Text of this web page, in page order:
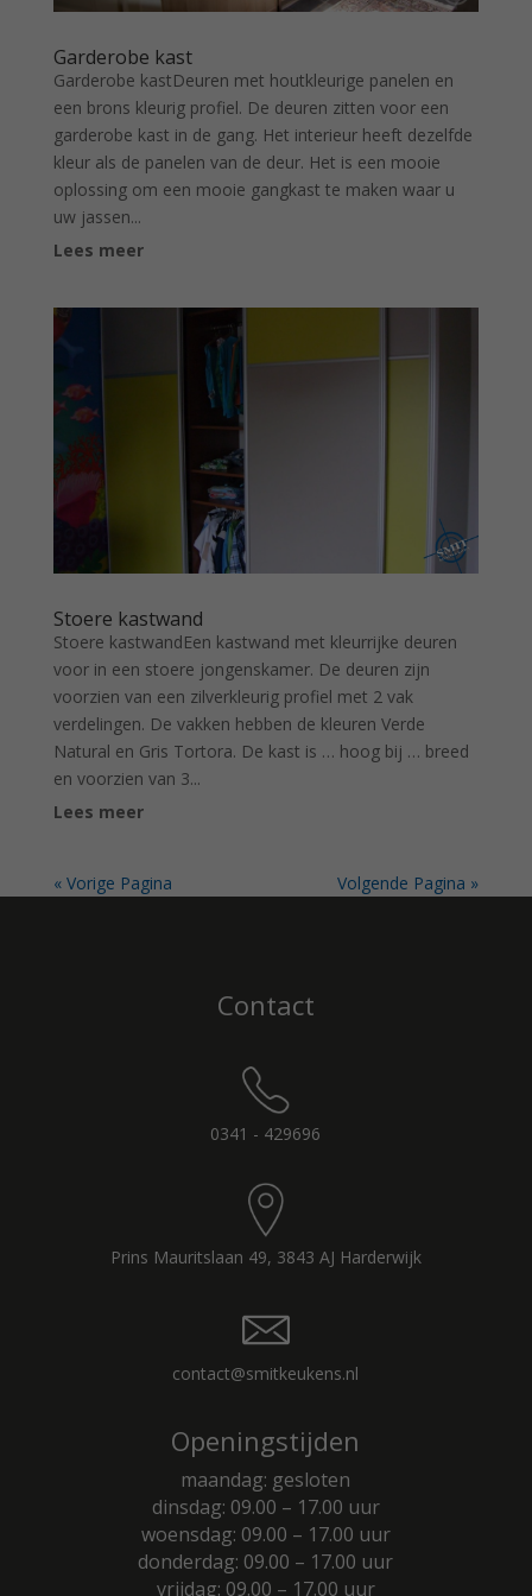
Garderobe kast
Garderobe kastDeuren met houtkleurige panelen en
een brons kleurig profiel. De deuren zitten voor een
garderobe kast in de gang. Het interieur heeft dezelfde
kleur als de panelen van de deur. Het is een mooie
oplossing om een mooie gangkast te maken waar u
uw jassen...
Lees meer
Stoere kastwand
Stoere kastwandEen kastwand met kleurrijke deuren
voor in een stoere jongenskamer. De deuren zijn
voorzien van een zilverkleurig profiel met 2 vak
verdelingen. De vakken hebben de kleuren Verde
Natural en Gris Tortora. De kast is … hoog bij … breed
en voorzien van 3...
Lees meer
« Vorige Pagina Volgende Pagina »
Contact
0341 - 429696
Prins Mauritslaan 49, 3843 AJ Harderwijk
contact@smitkeukens.nl
Openingstijden
maandag: gesloten
dinsdag: 09.00 – 17.00 uur
woensdag: 09.00 – 17.00 uur
donderdag: 09.00 – 17.00 uur
vrijdag: 09.00 – 17.00 uur